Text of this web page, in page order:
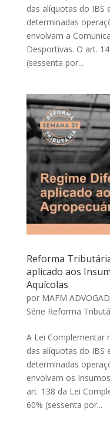
das alíquotas do IBS
determinadas
envolvam a
Desportivas. O art.
(sessenta por...
Reforma
aplicado aos
Aquícolas
por MAFM
Série Reforma
A Lei Complementar
das alíquotas do IBS
determinadas
envolvam os
art. 138 da Lei
60% (sessenta por...